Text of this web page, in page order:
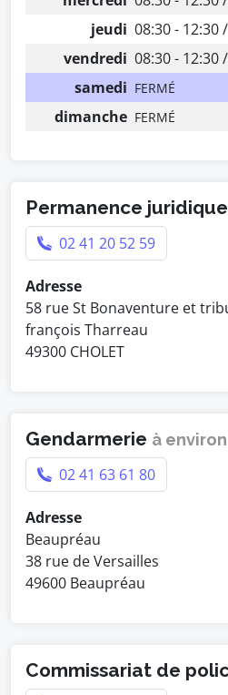
jeudi 08:30 - 12:30
vendredi 08:30 - 12:30
samedi FERMÉ
dimanche FERMÉ
Permanence juridique
02 41 20 52 59
Adresse
58 rue St Bonaventure et
françois Tharreau
49300 CHOLET
Gendarmerie à
02 41 63 61 80
Adresse
Beaupréau
38 rue de Versailles
49600 Beaupréau
Commissariat de